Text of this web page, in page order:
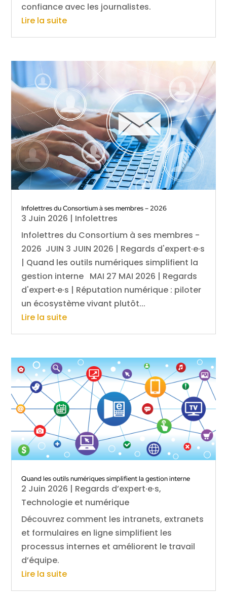
confiance avec les journalistes.
Lire la suite
Infolettres du Consortium à ses membres – 2026
3 Juin 2026 | Infolettres
Infolettres du Consortium à ses membres -
2026 JUIN 3 JUIN 2026 | Regards d'expert·e·s
| Quand les outils numériques simplifient la
gestion interne MAI 27 MAI 2026 | Regards
d'expert·e·s | Réputation numérique : piloter
un écosystème vivant plutôt...
Lire la suite
Quand les outils numériques simplifient la gestion interne
2 Juin 2026 | Regards d’expert·e·s,
Technologie et numérique
Découvrez comment les intranets, extranets
et formulaires en ligne simplifient les
processus internes et améliorent le travail
d’équipe.
Lire la suite